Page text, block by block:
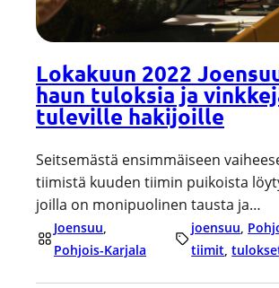
Lokakuun 2022
haun tuloksia ja
tuleville hakijoille
Seitsemästä ensimmäiseen
tiimistä kuuden tiimin puikoista
joilla on monipuolinen tausta ja…
Joensuu
Pohjois-Karjala
joensuu,
tiimit,